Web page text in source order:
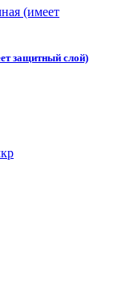
защитный слой)